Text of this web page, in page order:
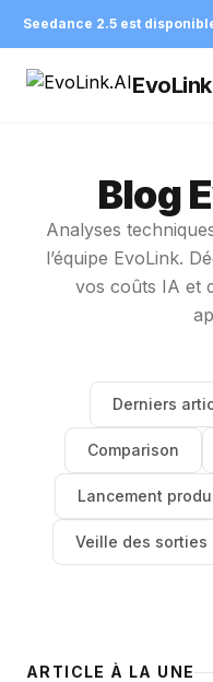
Seedance 2.5 est
Blog
Analyses
l’équipe EvoLink.
vos coûts IA et
Derniers
Comparison
Lancement
Veille des sorties
ARTICLE À LA UNE